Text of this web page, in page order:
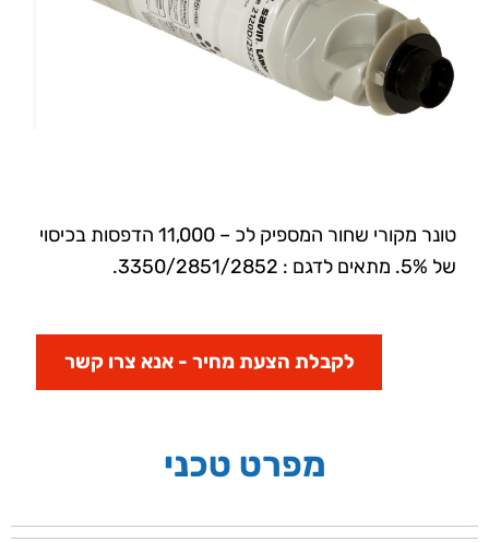
טונר מקורי שחור המספיק לכ – 11,000 הדפסות בכיסוי
של 5%. מתאים לדגם : 3350/2851/2852.
לקבלת הצעת מחיר - אנא צרו קשר
מפרט טכני